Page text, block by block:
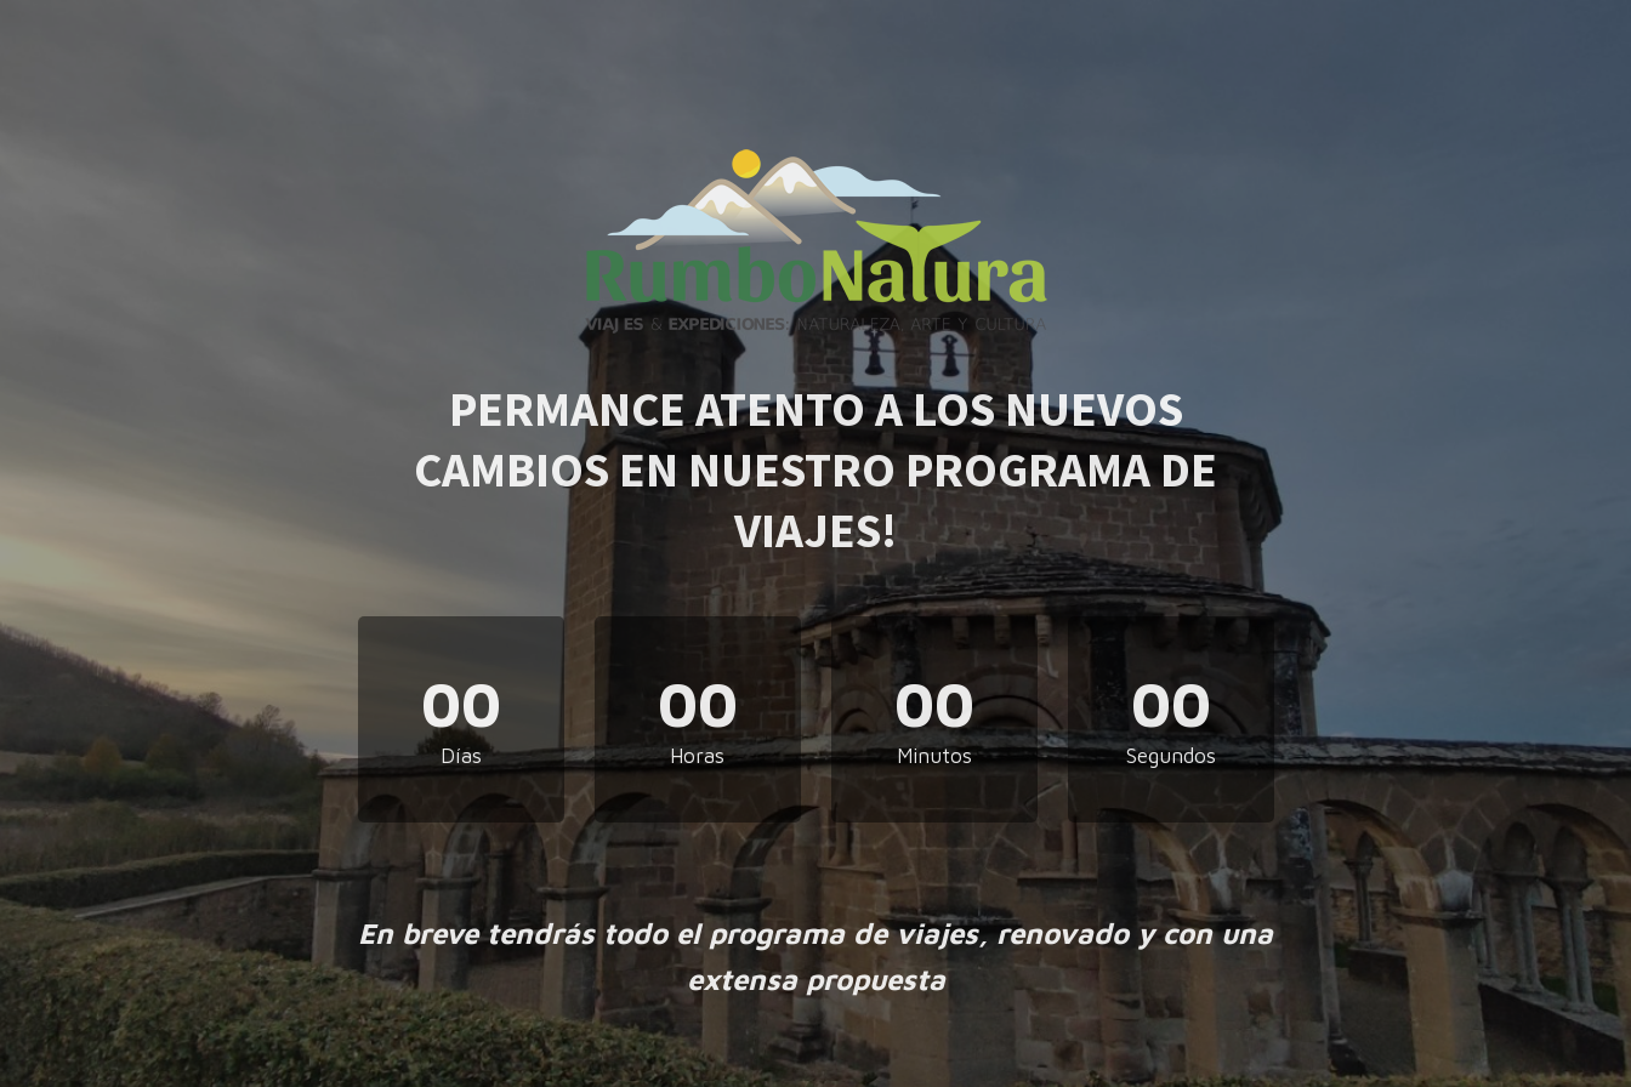
PERMANCE ATENTO A LOS NUEVOS
CAMBIOS EN NUESTRO PROGRAMA DE
VIAJES!
00
Días
00
Horas
00
Minutos
00
Segundos
En breve tendrás todo el programa de viajes, renovado y con una
extensa propuesta